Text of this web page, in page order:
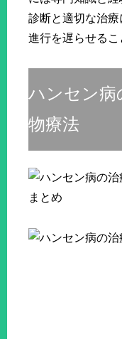
診断と適切な治
進行を遅らせるこ
ハンセン病
物療法